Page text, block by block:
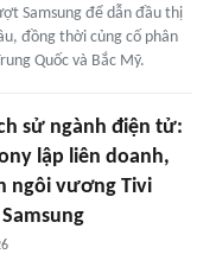
Samsung để dẫn đầu thị
đồng thời củng cố phân
Quốc và Bắc Mỹ.
sử ngành điện tử:
lập liên doanh,
ngôi vương Tivi